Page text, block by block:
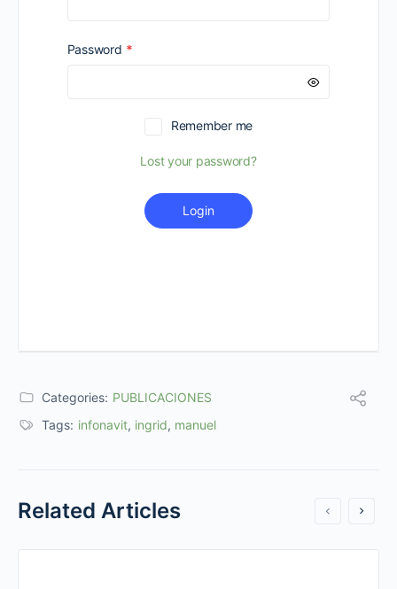
Password *Required
Remember me
Lost your password?
Login
Categories: PUBLICACIONES
Tags: infonavit, ingrid, manuel
Related Articles